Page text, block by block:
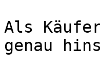
Als
genau